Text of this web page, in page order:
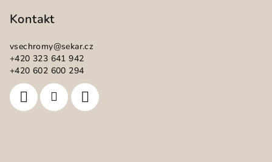
Kontakt
vsechromy@sekar.cz
+420 323 641 942
+420 602 600 294